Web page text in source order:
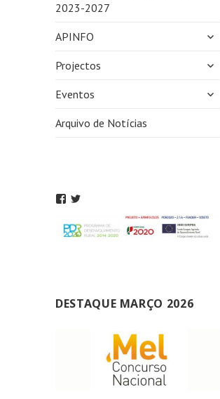
2023-2027
APINFO
Projectos
Eventos
Arquivo de Notícias
DESTAQUE MARÇO 2026